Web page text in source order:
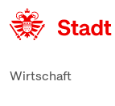
zum Inhalt springen
Wirtschaft